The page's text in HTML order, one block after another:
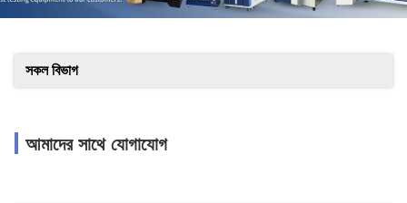
সকল বিভাগ
আমাদের সাথে যোগাযোগ